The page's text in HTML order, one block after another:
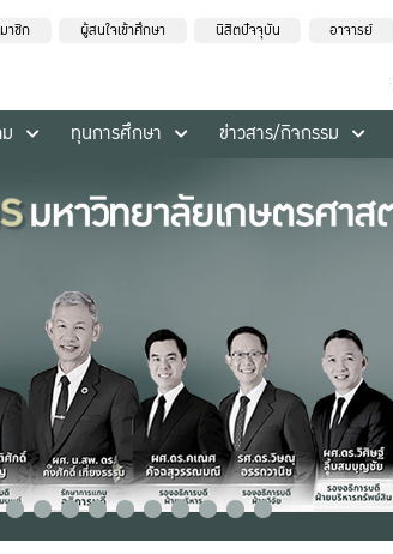
าชิก ผู้สนใจเข้าศึกษา นิสิตปัจจุบัน อาจารย์
ทุนการศึกษา ข่าวสาร/กิจกรรม